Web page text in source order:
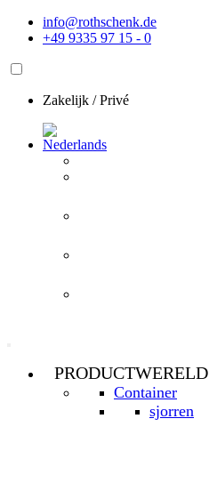
naar
inhoud
info@rothschenk.de
+49 9335 97 15 - 0
Zakelijk /Privé
PRODUCTWERELD
Container
sjorren